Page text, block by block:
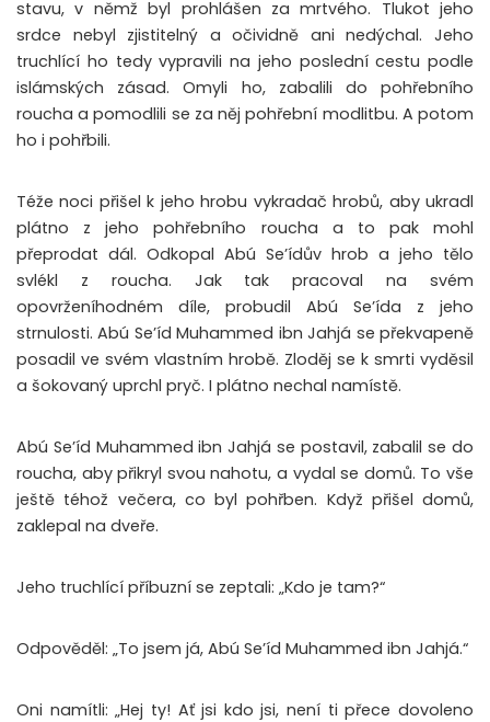
stavu, v němž byl prohlášen za mrtvého. Tlukot jeho
srdce nebyl zjistitelný a očividně ani nedýchal. Jeho
truchlící ho tedy vypravili na jeho poslední cestu podle
islámských zásad. Omyli ho, zabalili do pohřebního
roucha a pomodlili se za něj pohřební modlitbu. A potom
ho i pohřbili.
Téže noci přišel k jeho hrobu vykradač hrobů, aby ukradl
plátno z jeho pohřebního roucha a to pak mohl
přeprodat dál. Odkopal Abú Se’ídův hrob a jeho tělo
svlékl z roucha. Jak tak pracoval na svém
opovrženíhodném díle, probudil Abú Se’ída z jeho
strnulosti. Abú Se’íd Muhammed ibn Jahjá se překvapeně
posadil ve svém vlastním hrobě. Zloděj se k smrti vyděsil
a šokovaný uprchl pryč. I plátno nechal namístě.
Abú Se’íd Muhammed ibn Jahjá se postavil, zabalil se do
roucha, aby přikryl svou nahotu, a vydal se domů. To vše
ještě téhož večera, co byl pohřben. Když přišel domů,
zaklepal na dveře.
Jeho truchlící příbuzní se zeptali: „Kdo je tam?“
Odpověděl: „To jsem já, Abú Se’íd Muhammed ibn Jahjá.“
Oni namítli: „Hej ty! Ať jsi kdo jsi, není ti přece dovoleno